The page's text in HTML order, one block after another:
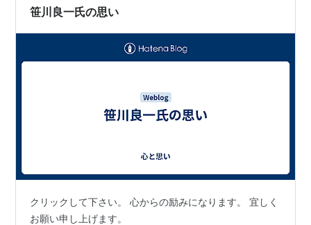
並び、バケツリレー方式で荷物を倉庫へ…
笹川良一氏の思い
クリックして下さい。 心からの励みになります。 宜しく
お願い申し上げます。